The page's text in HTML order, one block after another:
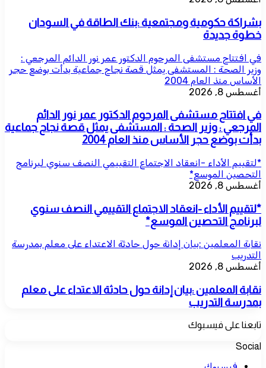
بشراكة حكومية ومجتمعية :بنك الطاقة في السودان
خطوة جديدة
في افتتاح مستشفى المرحوم الدكتور عمر نور الدائم المرجعي :
وزير الصحة : المستشفى يمثل قصة نجاح جماعية بدأت بوضع حجر
الأساس منذ العام 2004
أغسطس 8, 2026
في افتتاح مستشفى المرحوم الدكتور عمر نور الدائم
المرجعي : وزير الصحة : المستشفى يمثل قصة نجاح جماعية
بدأت بوضع حجر الأساس منذ العام 2004
*لتقييم الأداء -انعقاد الاجتماع التقييمي النصف سنوي لبرنامج
التحصين الموسع*
أغسطس 8, 2026
*لتقييم الأداء -انعقاد الاجتماع التقييمي النصف سنوي
لبرنامج التحصين الموسع*
نقابة المعلمين :بيان إدانة حول حادثة الاعتداء على معلم بمدرسة
التدريب
أغسطس 8, 2026
نقابة المعلمين :بيان إدانة حول حادثة الاعتداء على معلم
بمدرسة التدريب
تابعنا على فيسبوك
Social